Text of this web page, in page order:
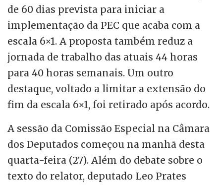
de 60 dias prevista para iniciar a
implementação da PEC que acaba com a
escala 6×1. A proposta também reduz a
jornada de trabalho das atuais 44 horas
para 40 horas semanais. Um outro
destaque, voltado a limitar a extensão do
fim da escala 6×1, foi retirado após acordo.
A sessão da Comissão Especial na Câmara
dos Deputados começou na manhã desta
quarta-feira (27). Além do debate sobre o
texto do relator, deputado Leo Prates